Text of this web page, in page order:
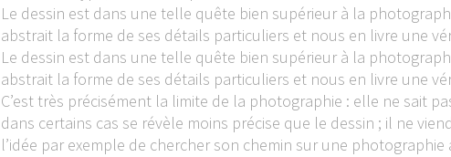
Le dessin est dans une telle quête bien supérieur à la
abstrait la forme de ses détails particuliers et nous en livre une
Le dessin est dans une telle quête bien supérieur à la
abstrait la forme de ses détails particuliers et nous en livre une
C’est très précisément la limite de la photographie : elle ne sait
dans certains cas se révèle moins précise que le dessin ; il ne
l’idée par exemple de chercher son chemin sur une